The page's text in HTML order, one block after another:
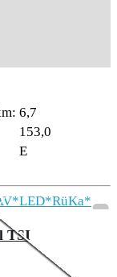
6,7
153,0
E
TSI